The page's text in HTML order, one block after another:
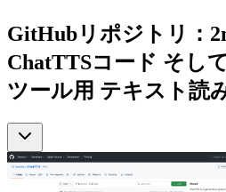
GitHubリポジトリ：
ChatTTSコード そし
ツール用 テキスト読